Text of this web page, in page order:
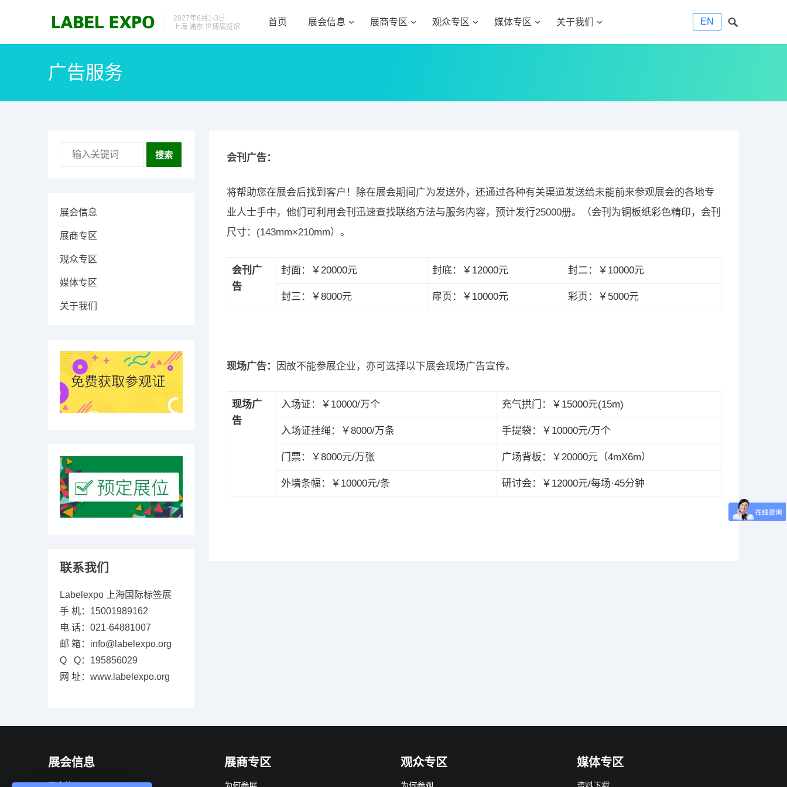
2027年6月1-3日
上海 浦东 世博展览馆
首页 展会信息 展商专区 观众专区 媒体专区 关于我们 EN
广告服务
会刊广告：
将帮助您在展会后找到客户！除在展会期间广为发送外，还通过各种有关渠道发送给未能前来参观展会的各地专
业人士手中，他们可利用会刊迅速查找联络方法与服务内容，预计发行25000册。（会刊为铜板纸彩色精印，会刊
尺寸：(143mm×210mm）。
会刊 广
告
封面：￥20000元 封底：￥12000元 封二：￥10000元
封三：￥8000元 扉页：￥10000元 彩页：￥5000元
现场广告： 因故不能参展企业，亦可选择以下展会现场广告宣传。
现场广
告
入场证：￥10000/万个 充气拱门：￥15000元(15m)
入场证挂绳：￥8000/万条 手提袋：￥10000元/万个
门票：￥8000元/万张 广场背板：￥20000元（4mX6m）
外墙条幅：￥10000元/条 研讨会：￥12000元/每场·45分钟
搜索
展会信息
展商专区
观众专区
媒体专区
关于我们
联系我们
Labelexpo 上海国际标签展
手 机：15001989162
电 话：021-64881007
邮 箱：info@labelexpo.org
Q Q：195856029
网 址：www.labelexpo.org
展会信息 展商专区 观众专区 媒体专区